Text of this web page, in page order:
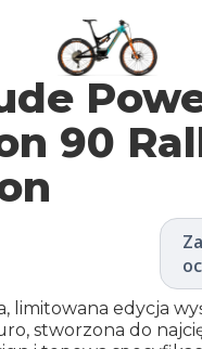
90
limitowana edycja
stworzona do